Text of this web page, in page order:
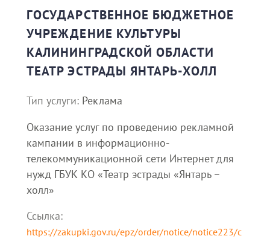
ГОСУДАРСТВЕННОЕ БЮДЖЕТНОЕ
УЧРЕЖДЕНИЕ КУЛЬТУРЫ
КАЛИНИНГРАДСКОЙ ОБЛАСТИ
ТЕАТР ЭСТРАДЫ ЯНТАРЬ-ХОЛЛ
Тип услуги: Реклама
Оказание услуг по проведению рекламной
кампании в информационно-
телекоммуникационной сети Интернет для
нужд ГБУК КО «Театр эстрады «Янтарь –
холл»
Ссылка:
https://zakupki.gov.ru/epz/order/notice/notice223/c